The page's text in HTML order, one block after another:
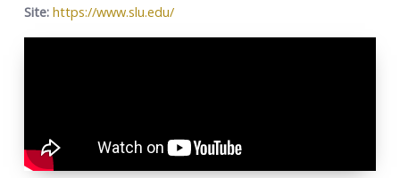
Site: https://www.slu.edu/